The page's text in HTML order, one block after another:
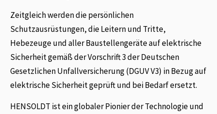
Zeitgleich werden die persönlichen
Schutzausrüstungen, die Leitern und Tritte,
Hebezeuge und aller Baustellengeräte auf elektrische
Sicherheit gemäß der Vorschrift 3 der Deutschen
Gesetzlichen Unfallversicherung (DGUV V3) in Bezug auf
elektrische Sicherheit geprüft und bei Bedarf ersetzt.
HENSOLDT ist ein globaler Pionier der Technologie und